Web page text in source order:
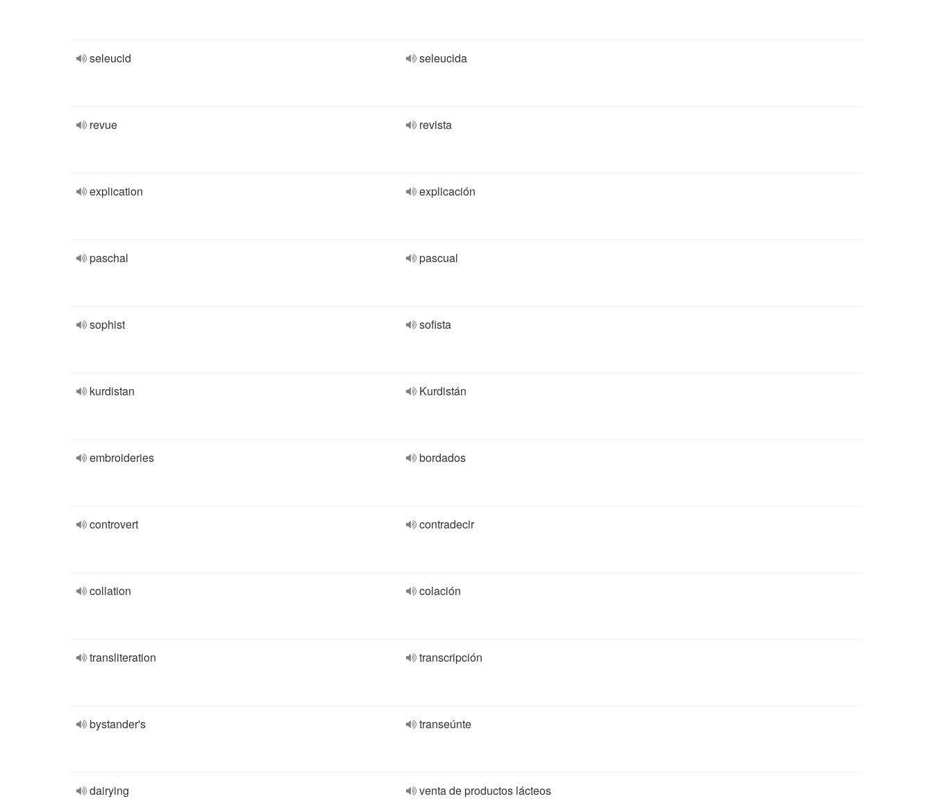
seleucid seleucida
revue revista
explication explicación
paschal pascual
sophist sofista
kurdistan Kurdistán
embroideries bordados
controvert contradecir
collation colación
transliteration transcripción
bystander's transeúnte
dairying venta de productos lácteos